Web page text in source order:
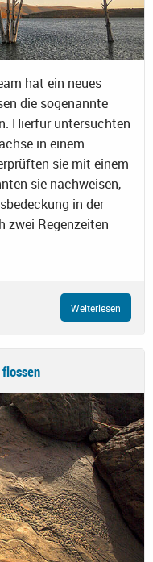
hat ein neues
die sogenannte
Hierfür untersuchten
in einem
sie mit einem
sie nachweisen,
in der
zwei Regenzeiten
Weiterlesen